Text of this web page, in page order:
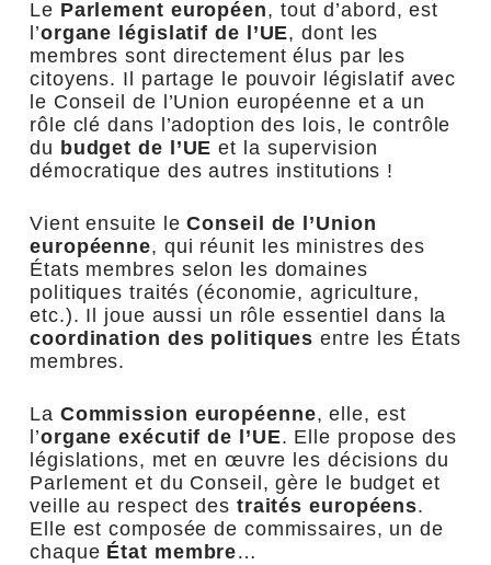
Le Parlement européen, tout d’abord, est
l’organe législatif de l’UE, dont les
membres sont directement élus par les
citoyens. Il partage le pouvoir législatif avec
le Conseil de l’Union européenne et a un
rôle clé dans l’adoption des lois, le contrôle
du budget de l’UE et la supervision
démocratique des autres institutions !
Vient ensuite leConseil de l’Union
européenne, qui réunit les ministres des
États membres selon les domaines
politiques traités (économie, agriculture,
etc.). Il joue aussi un rôle essentiel dans la
coordination des politiques entre les États
membres.
La Commission européenne, elle, est
l’organe exécutif de l’UE. Elle propose des
législations, met en œuvre les décisions du
Parlement et du Conseil, gère le budget et
veille au respect des traités européens.
Elle est composée de commissaires, un de
chaque État membre…